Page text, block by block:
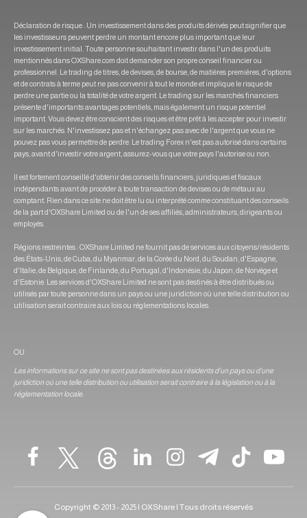
Déclaration de risque : Un investissement dans des produits dérivés peut signifier que
les investisseurs peuvent perdre un montant encore plus important que leur
investissement initial. Toute personne souhaitant investir dans l'un des produits
mentionnés dans OXShare.com doit demander son propre conseil financier ou
professionnel. Le trading de titres, de devises, de bourse, de matières premières, d'options
et de contrats à terme peut ne pas convenir à tout le monde et implique le risque de
perdre une partie ou la totalité de votre argent. Le trading sur les marchés financiers
présente d'importants avantages potentiels, mais également un risque potentiel
important. Vous devez être conscient des risques et être prêt à les accepter pour investir
sur les marchés. N'investissez pas et n'échangez pas avec de l'argent que vous ne
pouvez pas vous permettre de perdre. Le trading Forex n'est pas autorisé dans certains
pays, avant d'investir votre argent, assurez-vous que votre pays l'autorise ou non.
Il est fortement conseillé d'obtenir des conseils financiers, juridiques et fiscaux
indépendants avant de procéder à toute transaction de devises ou de métaux au
comptant. Rien dans ce site ne doit être lu ou interprété comme constituant des conseils
de la part d'OXShare Limited ou de l'un de ses affiliés, administrateurs, dirigeants ou
employés.
Régions restreintes : OXShare Limited ne fournit pas de services aux citoyens/résidents
des États-Unis, de Cuba, du Myanmar, de la Corée du Nord, du Soudan, d'Espagne,
d'Italie, de Belgique, de Finlande, du Portugal, d'Indonésie, du Japon, de Norvège et
d'Estonie. Les services d'OXShare Limited ne sont pas destinés à être distribués ou
utilisés par toute personne dans un pays ou une juridiction où une telle distribution ou
utilisation serait contraire aux lois ou réglementations locales.
OU
Les informations sur ce site ne sont pas destinées aux résidents d'un pays ou d'une
juridiction où une telle distribution ou utilisation serait contraire à la législation ou à la
réglementation locale.
Copyright © 2013 - 2025 | OXShare | Tous droits réservés